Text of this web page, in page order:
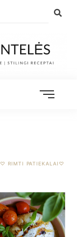
♡ RIMTI PATIEKALAI ♡